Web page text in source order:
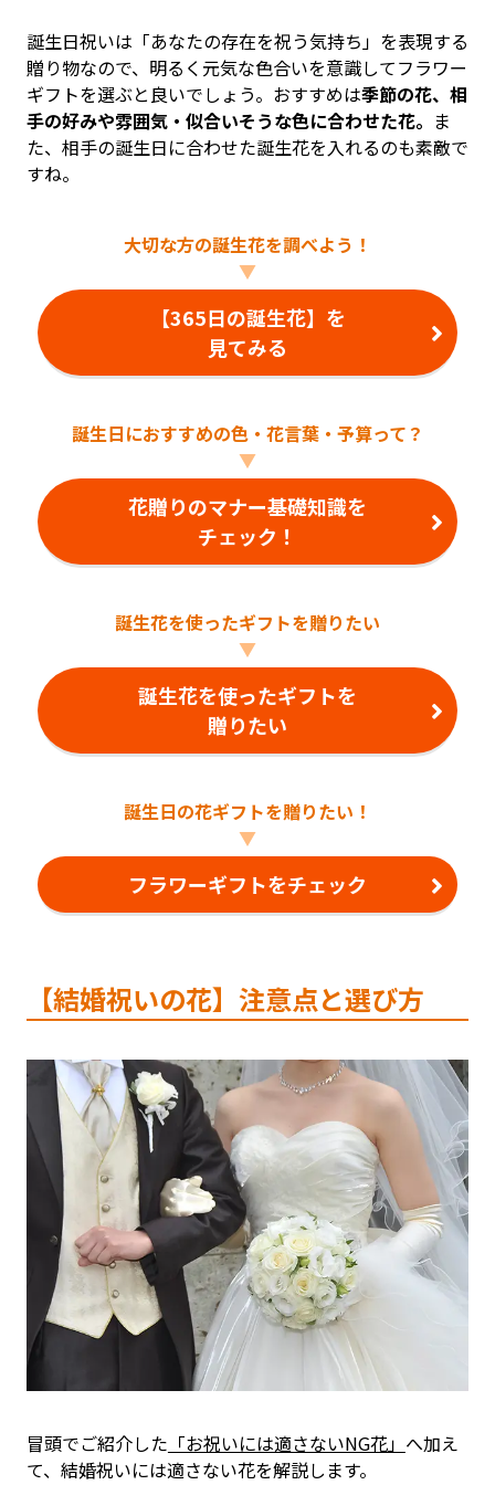
誕生日祝いは「あなたの存在を祝う気持ち」を表現する
贈り物なので、明るく元気な色合いを意識してフラワー
ギフトを選ぶと良いでしょう。おすすめは季節の花、相
手の好みや雰囲気・似合いそうな色に合わせた花。 ま
た、相手の誕生日に合わせた誕生花を入れるのも素敵で
すね。
大切な方の誕生花を調べよう！
▼
【365日の誕生花】を
見てみる
誕生日におすすめの色・花言葉・予算って？
▼
花贈りのマナー基礎知識を
チェック！
誕生花を使ったギフトを贈りたい
▼
誕生花を使ったギフトを
贈りたい
誕生日の花ギフトを贈りたい！
▼
フラワーギフトをチェック
【結婚祝いの花】注意点と選び方
冒頭でご紹介した 「お祝いには適さないNG花」 へ加え
て、結婚祝いには適さない花を解説します。